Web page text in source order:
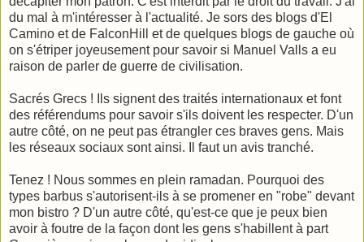
du mal à m'intéresser à l'actualité. Je sors des blogs d'El
Camino et de FalconHill et de quelques blogs de gauche où
on s'étriper joyeusement pour savoir si Manuel Valls a eu
raison de parler de guerre de civilisation.
Sacrés Grecs ! Ils signent des traités internationaux et font
des référendums pour savoir s'ils doivent les respecter. D'un
autre côté, on ne peut pas étrangler ces braves gens. Mais
les réseaux sociaux sont ainsi. Il faut un avis tranché.
Tenez ! Nous sommes en plein ramadan. Pourquoi des
types barbus s'autorisent-ils à se promener en "robe" devant
mon bistro ? D'un autre côté, qu'est-ce que je peux bien
avoir à foutre de la façon dont les gens s'habillent à part